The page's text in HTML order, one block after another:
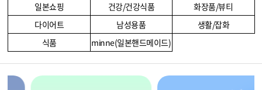
일본쇼핑 건강/건강식품
화장품/뷰티
다이어트
남성용품
생활/잡화
식품
minne(일본핸드메이드)